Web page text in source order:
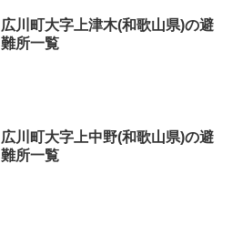
広川町大字上津木(和歌山県)の避
難所一覧
広川町大字上中野(和歌山県)の避
難所一覧